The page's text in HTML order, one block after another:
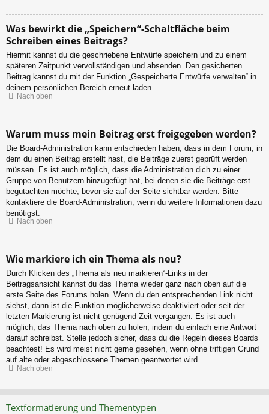
Was bewirkt die „Speichern“-Schaltfläche beim
Schreiben eines Beitrags?
Hiermit kannst du die geschriebene Entwürfe speichern und zu einem
späteren Zeitpunkt vervollständigen und absenden. Den gesicherten
Beitrag kannst du mit der Funktion „Gespeicherte Entwürfe verwalten“ in
deinem persönlichen Bereich erneut laden.
Nach oben
Warum muss mein Beitrag erst freigegeben werden?
Die Board-Administration kann entschieden haben, dass in dem Forum, in
dem du einen Beitrag erstellt hast, die Beiträge zuerst geprüft werden
müssen. Es ist auch möglich, dass die Administration dich zu einer
Gruppe von Benutzern hinzugefügt hat, bei denen sie die Beiträge erst
begutachten möchte, bevor sie auf der Seite sichtbar werden. Bitte
kontaktiere die Board-Administration, wenn du weitere Informationen dazu
benötigst.
Nach oben
Wie markiere ich ein Thema als neu?
Durch Klicken des „Thema als neu markieren“-Links in der
Beitragsansicht kannst du das Thema wieder ganz nach oben auf die
erste Seite des Forums holen. Wenn du den entsprechenden Link nicht
siehst, dann ist die Funktion möglicherweise deaktiviert oder seit der
letzten Markierung ist nicht genügend Zeit vergangen. Es ist auch
möglich, das Thema nach oben zu holen, indem du einfach eine Antwort
darauf schreibst. Stelle jedoch sicher, dass du die Regeln dieses Boards
beachtest! Es wird meist nicht gerne gesehen, wenn ohne triftigen Grund
auf alte oder abgeschlossene Themen geantwortet wird.
Nach oben
Textformatierung und Thementypen